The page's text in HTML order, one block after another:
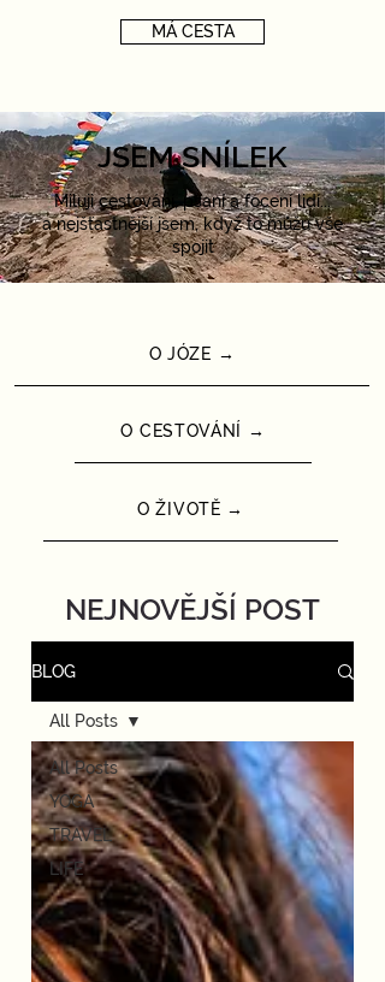
MÁ CESTA
JSEM SNÍLEK
Miluji cestování, psaní a focení lidí...
a nejšťastnější jsem, když to můžu vše
spojit
O JÓZE →
O CESTOVÁNÍ →
O ŽIVOTĚ →
NEJNOVĚJŠÍ POST
BLOG
All Posts
YOGA
TRAVEL
LIFE
All Posts